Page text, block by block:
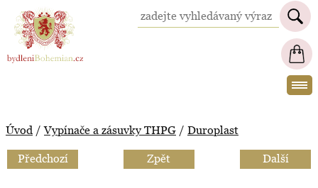
BydleniBohemian.cz
Úvod /Vypínače a zásuvky THPG / Duroplast
Předchozí Zpět Další